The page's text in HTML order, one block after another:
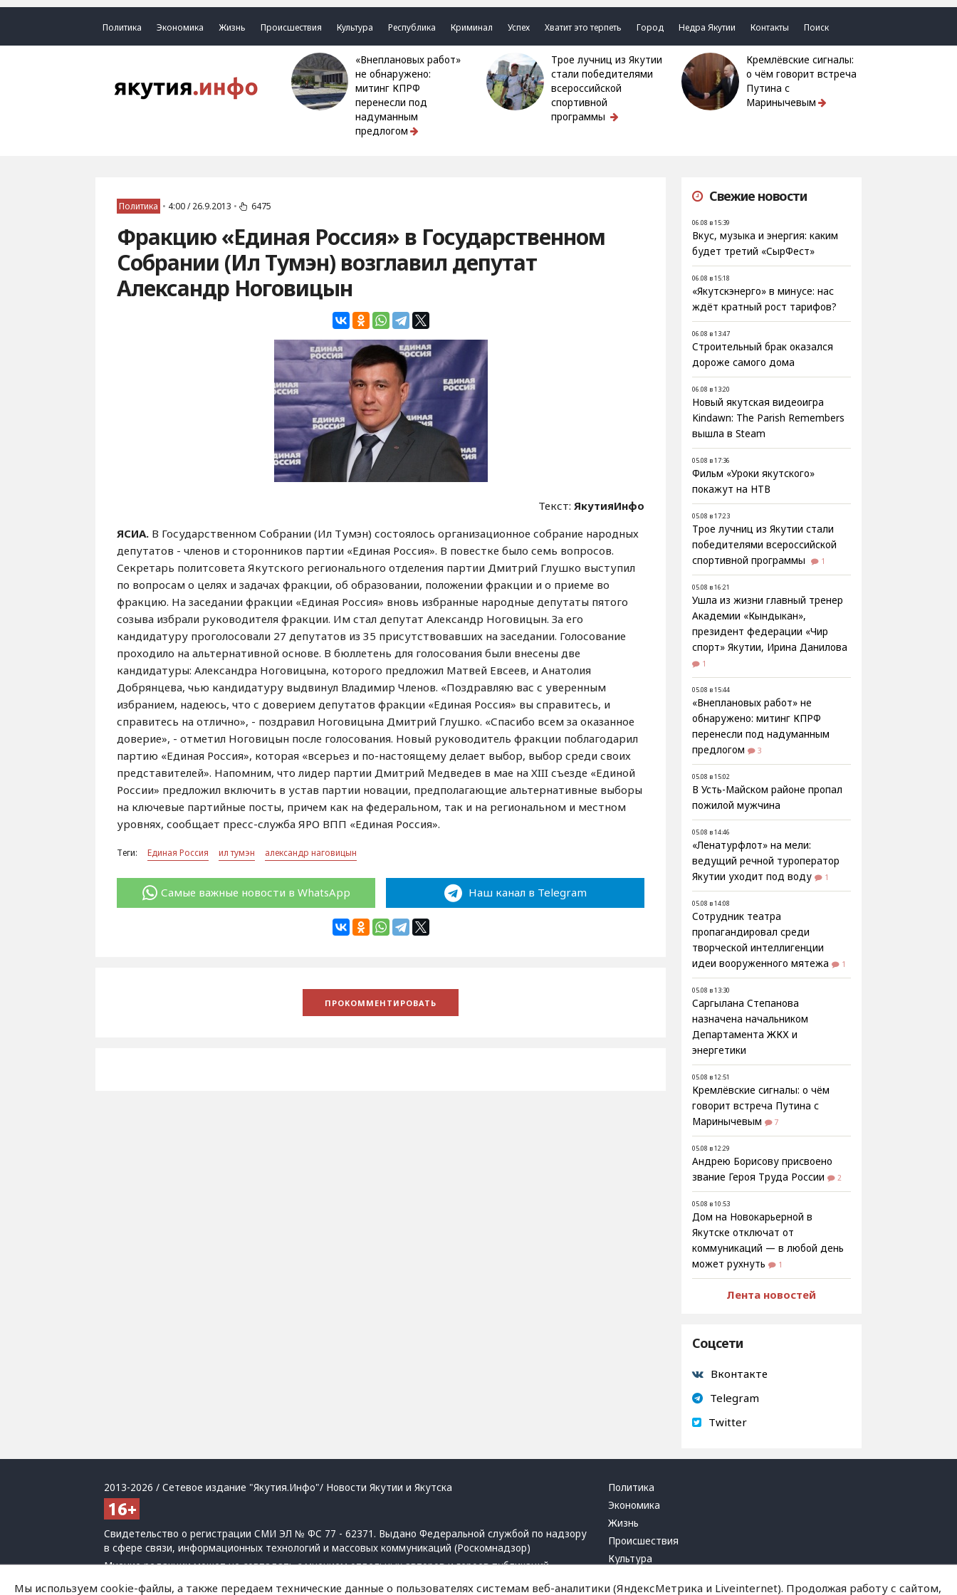
Политика Экономика Жизнь Происшествия Культура Республика Криминал Успех Хватит это терпеть Город Недра Якутии Контакты Поиск
«Внеплановых работ»
не обнаружено:
митинг КПРФ
перенесли под
надуманным
предлогом
Трое лучниц из Якутии
стали победителями
всероссийской
спортивной
программы
Кремлёвские сигналы:
о чём говорит встреча
Путина с
Маринычевым
Политика • 4:00 / 26.9.2013 • 6475
Фракцию «Единая Россия» в Государственном
Собрании (Ил Тумэн) возглавил депутат
Александр Ноговицын
Текст:ЯкутияИнфо
ЯСИА. В Государственном Собрании (Ил Тумэн) состоялось организационное собрание народных
депутатов - членов и сторонников партии «Единая Россия». В повестке было семь вопросов.
Секретарь политсовета Якутского регионального отделения партии Дмитрий Глушко выступил
по вопросам о целях и задачах фракции, об образовании, положении фракции и о приеме во
фракцию. На заседании фракции «Единая Россия» вновь избранные народные депутаты пятого
созыва избрали руководителя фракции. Им стал депутат Александр Ноговицын. За его
кандидатуру проголосовали 27 депутатов из 35 присутствовавших на заседании. Голосование
проходило на альтернативной основе. В бюллетень для голосования были внесены две
кандидатуры: Александра Ноговицына, которого предложил Матвей Евсеев, и Анатолия
Добрянцева, чью кандидатуру выдвинул Владимир Членов. «Поздравляю вас с уверенным
избранием, надеюсь, что с доверием депутатов фракции «Единая Россия» вы справитесь, и
справитесь на отлично», - поздравил Ноговицына Дмитрий Глушко. «Спасибо всем за оказанное
доверие», - отметил Ноговицын после голосования. Новый руководитель фракции поблагодарил
партию «Единая Россия», которая «всерьез и по-настоящему делает выбор, выбор среди своих
представителей». Напомним, что лидер партии Дмитрий Медведев в мае на XIII съезде «Единой
России» предложил включить в устав партии новации, предполагающие альтернативные выборы
на ключевые партийные посты, причем как на федеральном, так и на региональном и местном
уровнях, сообщает пресс-служба ЯРО ВПП «Единая Россия».
Теги: Единая Россия ил тумэн александр наговицын
Самые важные новости в WhatsApp Наш канал в Telegram
Свежие новости
06.08 в 15:39
Вкус, музыка и энергия: каким
будет третий «СырФест»
06.08 в 15:18
«Якутскэнерго» в минусе: нас
ждёт кратный рост тарифов?
06.08 в 13:47
Строительный брак оказался
дороже самого дома
06.08 в 13:20
Новый якутская видеоигра
Kindawn: The Parish Remembers
вышла в Steam
05.08 в 17:36
Фильм «Уроки якутского»
покажут на НТВ
05.08 в 17:23
Трое лучниц из Якутии стали
победителями всероссийской
спортивной программы
1
05.08 в 16:21
Ушла из жизни главный тренер
Академии «Кындыкан»,
президент федерации «Чир
спорт» Якутии, Ирина Данилова
1
05.08 в 15:44
«Внеплановых работ» не
обнаружено: митинг КПРФ
перенесли под надуманным
предлогом
3
05.08 в 15:02
В Усть-Майском районе пропал
пожилой мужчина
05.08 в 14:46
«Ленатурфлот» на мели:
ведущий речной туроператор
Якутии уходит под воду
1
05.08 в 14:08
Сотрудник театра
пропагандировал среди
творческой интеллигенции
идеи вооруженного мятежа
1
05.08 в 13:30
Саргылана Степанова
назначена начальником
Департамента ЖКХ и
энергетики
05.08 в 12:51
Кремлёвские сигналы: о чём
говорит встреча Путина с
Маринычевым
7
05.08 в 12:29
Андрею Борисову присвоено
звание Героя Труда России
2
05.08 в 10:53
Дом на Новокарьерной в
Якутске отключат от
коммуникаций — в любой день
может рухнуть
1
Лента новостей
Соцсети
Вконтакте
Telegram
Twitter
2013-2026 / Сетевое издание "Якутия.Инфо"/ Новости Якутии и Якутска
Свидетельство о регистрации СМИ ЭЛ № ФС 77 - 62371. Выдано Федеральной службой по надзору
в сфере связи, информационных технологий и массовых коммуникаций (Роскомнадзор)
Мнение редакции может не совпадать с мнением отдельных авторов и героев публикаций.
При использовании материалов обязательна активная ссылка на сайт.
Политика
Экономика
Жизнь
Происшествия
Культура
Мы используем cookie-файлы, а также передаем технические данные о пользователях системам веб-аналитики (ЯндексМетрика и Liveinternet). Продолжая работу с сайтом,